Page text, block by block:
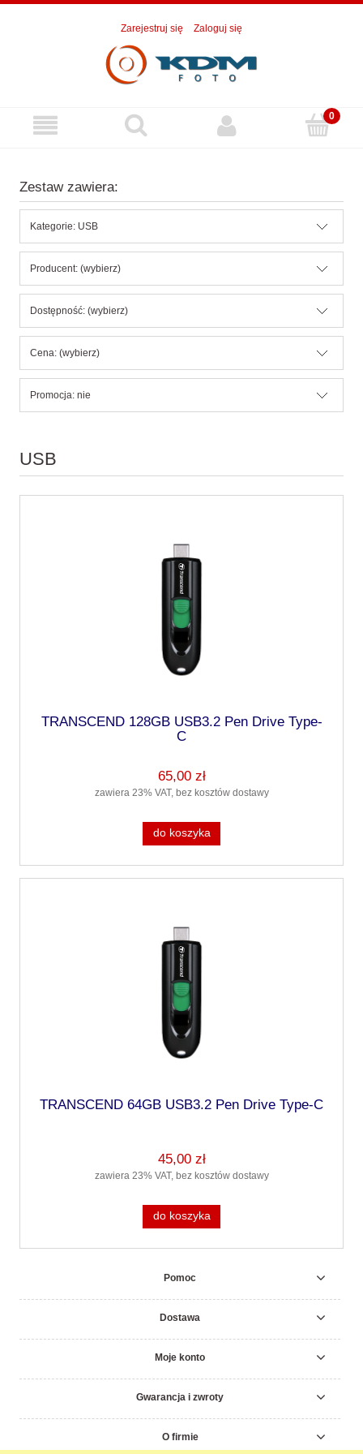
Zarejestruj się Zaloguj się
Zestaw zawiera:
Kategorie: USB
Producent: (wybierz)
Dostępność: (wybierz)
Cena: (wybierz)
Promocja: nie
USB
TRANSCEND 128GB USB3.2 Pen Drive Type-
C
65,00 zł
zawiera 23% VAT, bez kosztów dostawy
do koszyka
TRANSCEND 64GB USB3.2 Pen Drive Type-C
45,00 zł
zawiera 23% VAT, bez kosztów dostawy
do koszyka
Pomoc
Dostawa
Moje konto
Gwarancja i zwroty
O firmie